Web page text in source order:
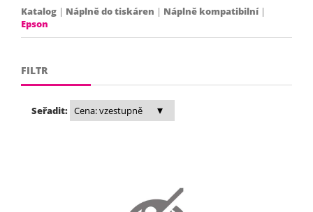
Katalog | Náplně do tiskáren | Náplně kompatibilní|
Epson
FILTR
Seřadit: